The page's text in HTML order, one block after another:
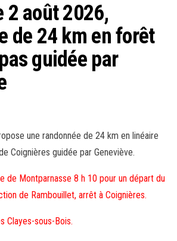
2 août 2026,
de 24 km en forêt
guidée par
une randonnée de 24 km en linéaire
Coignières guidée par Geneviève.
de Montparnasse 8 h 10 pour un départ du
de Rambouillet, arrêt à Coignières.
Clayes-sous-Bois.